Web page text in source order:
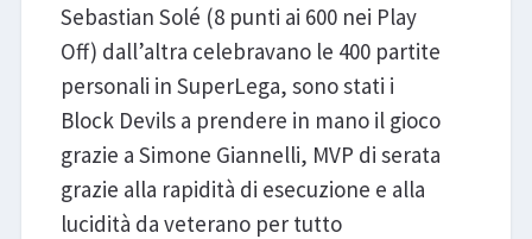
Sebastian Solé (8 punti ai 600 nei Play
Off) dall’altra celebravano le 400 partite
personali in SuperLega, sono stati i
Block Devils a prendere in mano il gioco
grazie a Simone Giannelli, MVP di serata
grazie alla rapidità di esecuzione e alla
lucidità da veterano per tutto